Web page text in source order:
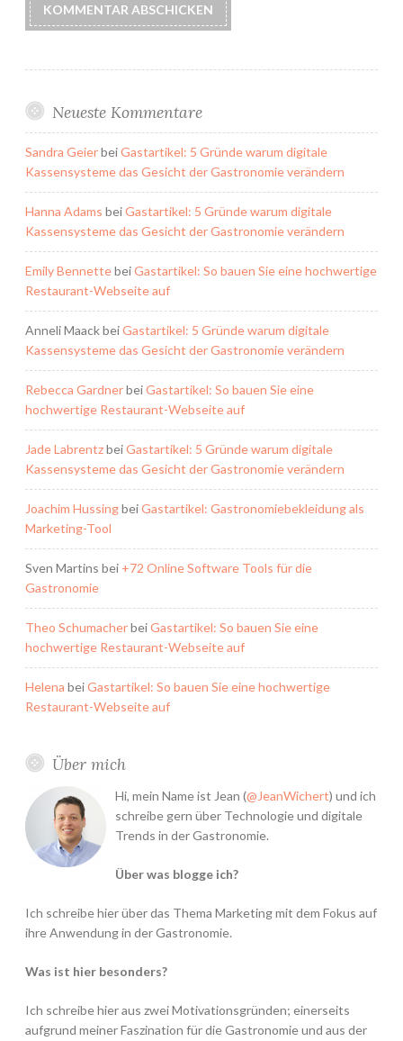
Neueste Kommentare
Sandra GeierbeiGastartikel: 5 Gründe warum digitale
Kassensysteme das Gesicht der Gastronomie verändern
Hanna Adams beiGastartikel: 5 Gründe warum digitale
Kassensysteme das Gesicht der Gastronomie verändern
Emily BennettebeiGastartikel: So bauen Sie eine hochwertige
Restaurant-Webseite auf
Anneli MaackbeiGastartikel: 5 Gründe warum digitale
Kassensysteme das Gesicht der Gastronomie verändern
Rebecca GardnerbeiGastartikel: So bauen Sie eine
hochwertige Restaurant-Webseite auf
Jade LabrentzbeiGastartikel: 5 Gründe warum digitale
Kassensysteme das Gesicht der Gastronomie verändern
Joachim HussingbeiGastartikel: Gastronomiebekleidung als
Marketing-Tool
Sven Martins bei +72 Online Software Tools für die
Gastronomie
Theo SchumacherbeiGastartikel: So bauen Sie eine
hochwertige Restaurant-Webseite auf
Helena beiGastartikel: So bauen Sie eine hochwertige
Restaurant-Webseite auf
Über mich
Hi, mein Name ist Jean (@JeanWichert) und ich
schreibe gern über Technologie und digitale
Trends in der Gastronomie.
Über was blogge ich?
Ich schreibe hier über das Thema Marketing mit dem Fokus auf
ihre Anwendung in der Gastronomie.
Was ist hier besonders?
Ich schreibe hier aus zwei Motivationsgründen; einerseits
aufgrund meiner Faszination für die Gastronomie und aus der